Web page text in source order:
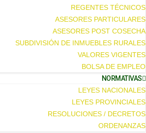
REGENTES TÉCNICOS
ASESORES PARTICULARES
ASESORES POST COSECHA
SUBDIVISIÓN DE INMUEBLES RURALES
VALORES VIGENTES
BOLSA DE EMPLEO
NORMATIVAS
LEYES NACIONALES
LEYES PROVINCIALES
RESOLUCIONES / DECRETOS
ORDENANZAS